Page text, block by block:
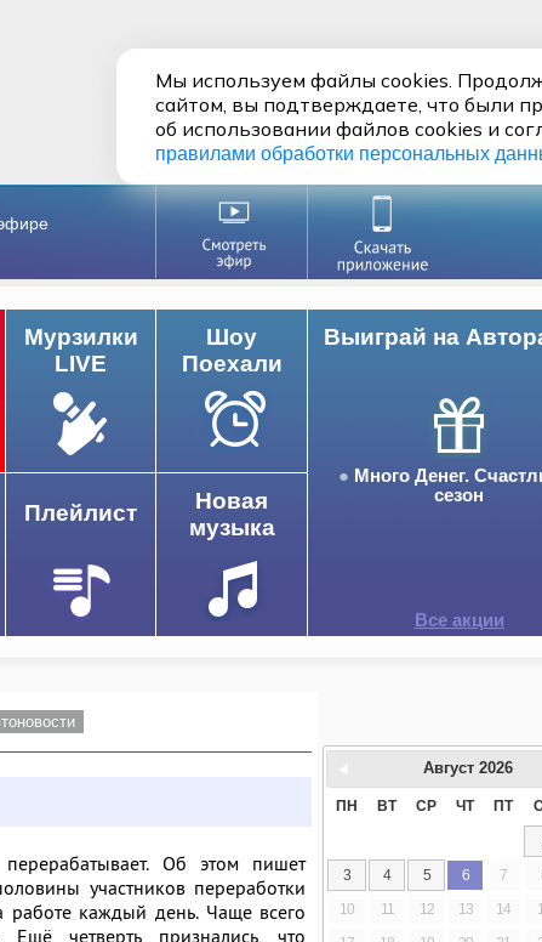
Выиграй на
Много Денег.
сезон
Все акции
Мурзилки
LIVE
Шоу
Поехали
Плейлист
Новая
музыка
Об этом пишет
участников переработки
работе каждый день. Чаще всего
четверть признались, что
Август 2026
ПН ВТ СР ЧТ ПТ
3
4 5 6 7
10
11 12 13 14
Мы используем файлы cookies.
сайтом, вы подтверждаете, что были
об использовании файлов cookies и
правилами обработки персональных